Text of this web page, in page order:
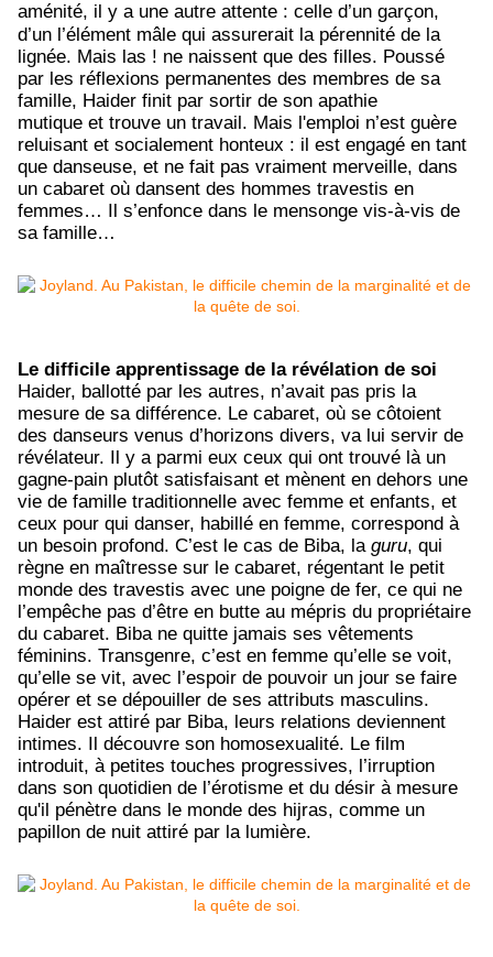
aménité, il y a une autre attente : celle d’un garçon,
d’un l’élément mâle qui assurerait la pérennité de la
lignée. Mais las ! ne naissent que des filles. Poussé
par les réflexions permanentes des membres de sa
famille, Haider finit par sortir de son apathie
mutique et trouve un travail. Mais l'emploi n’est guère
reluisant et socialement honteux : il est engagé en tant
que danseuse, et ne fait pas vraiment merveille, dans
un cabaret où dansent des hommes travestis en
femmes… Il s’enfonce dans le mensonge vis-à-vis de
sa famille…
Le difficile apprentissage de la révélation de soi
Haider, ballotté par les autres, n’avait pas pris la
mesure de sa différence. Le cabaret, où se côtoient
des danseurs venus d’horizons divers, va lui servir de
révélateur. Il y a parmi eux ceux qui ont trouvé là un
gagne-pain plutôt satisfaisant et mènent en dehors une
vie de famille traditionnelle avec femme et enfants, et
ceux pour qui danser, habillé en femme, correspond à
un besoin profond. C’est le cas de Biba, la guru, qui
règne en maîtresse sur le cabaret, régentant le petit
monde des travestis avec une poigne de fer, ce qui ne
l’empêche pas d’être en butte au mépris du propriétaire
du cabaret. Biba ne quitte jamais ses vêtements
féminins. Transgenre, c’est en femme qu’elle se voit,
qu’elle se vit, avec l’espoir de pouvoir un jour se faire
opérer et se dépouiller de ses attributs masculins.
Haider est attiré par Biba, leurs relations deviennent
intimes. Il découvre son homosexualité. Le film
introduit, à petites touches progressives, l’irruption
dans son quotidien de l’érotisme et du désir à mesure
qu'il pénètre dans le monde des hijras, comme un
papillon de nuit attiré par la lumière.